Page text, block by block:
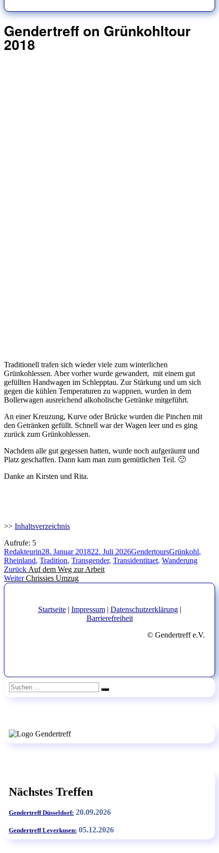
Gendertreff on Grünkohltour
2018
Traditionell trafen sich wieder viele zum winterlichen
Grünkohlessen. Aber vorher wurde gewandert, mit einem gut
gefüllten Handwagen im Schlepptau. Zur Stärkung und um sich
gegen die kühlen Temperaturen zu wappnen, wurden in dem
Bollerwagen ausreichend alkoholische Getränke mitgeführt.
An einer Kreuzung, Kurve oder Brücke wurden die Pinchen mit
den Getränken gefüllt. Schnell war der Wagen leer und es ging
zurück zum Grünkohlessen.
Nachdem alle gut gegessen hatten, wurde noch aufgeräumt und
Platz geschaffen. Dann kam man zum gemütlichen Teil. 🙂
Danke an Kirsten und Rita.
>> Inhaltsverzeichnis
Aufrufe: 5
Autor
RedakteurinVeröffentlicht
am
28. Januar 201822. Juli 2026Kategorien
GendertoursSchlagwörter
Grünkohl,
Rheinland, Tradition, Transgender, Transidentitaet, Wanderung
Beitragsnavigation
Zurück Vorheriger
Beitrag:
Auf dem Weg zur Arbeit
Weiter Nächster
Chrissies Umzug
Startseite| Impressum| Datenschutzerklärung|
Barrierefreiheit
© Gendertreff e.V.
Suchen
nach:
Suchen
Nächstes Treffen
Gendertreff Düsseldorf: 20.09.2026
Gendertreff Leverkusen: 05.12.2026